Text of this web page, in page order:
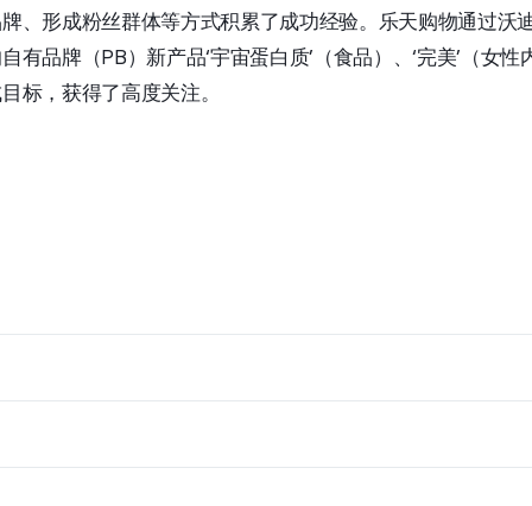
、形成粉丝群体等方式积累了成功经验。乐天购物通过沃
有品牌（PB）新产品‘宇宙蛋白质’（食品）、‘完美’（女性
标，获得了高度关注。